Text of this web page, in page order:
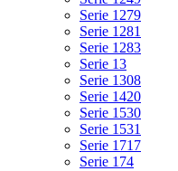
Serie 1279
Serie 1281
Serie 1283
Serie 13
Serie 1308
Serie 1420
Serie 1530
Serie 1531
Serie 1717
Serie 174